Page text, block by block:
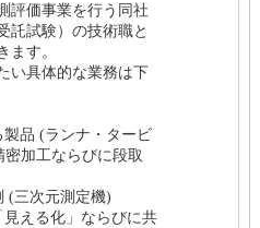
評価事業を行う同社
託試験）の技術職と
ます。
い具体的な業務は下
製品 (ランナ・タービ
密加工ならびに段取
(三次元測定機)
える化」ならびに共